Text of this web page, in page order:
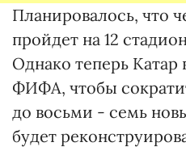
Планировалось, что
пройдет на 12
Однако теперь Катар
ФИФА, чтобы
до восьми - семь
будет